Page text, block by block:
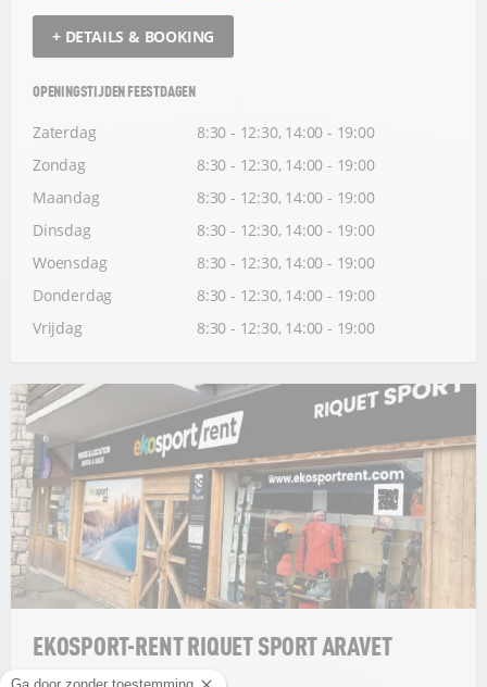
+ DETAILS & BOOKING
OPENINGSTIJDEN FEESTDAGEN
Zaterdag
8:30 - 12:30, 14:00 - 19:00
Zondag
8:30 - 12:30, 14:00 - 19:00
Maandag
8:30 - 12:30, 14:00 - 19:00
Dinsdag
8:30 - 12:30, 14:00 - 19:00
Woensdag
8:30 - 12:30, 14:00 - 19:00
Donderdag
8:30 - 12:30, 14:00 - 19:00
Vrijdag
8:30 - 12:30, 14:00 - 19:00
EKOSPORT-RENT RIQUET SPORT ARAVET